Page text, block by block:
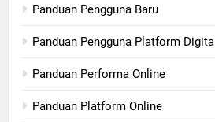
Panduan Pengguna Baru
Panduan Pengguna Platform Digital
Panduan Performa Online
Panduan Platform Online